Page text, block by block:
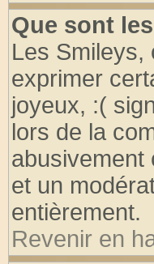
Que sont
Les Smileys,
exprimer
joyeux, :(
lors de la
abusivement
et un
entièrement.
Revenir en